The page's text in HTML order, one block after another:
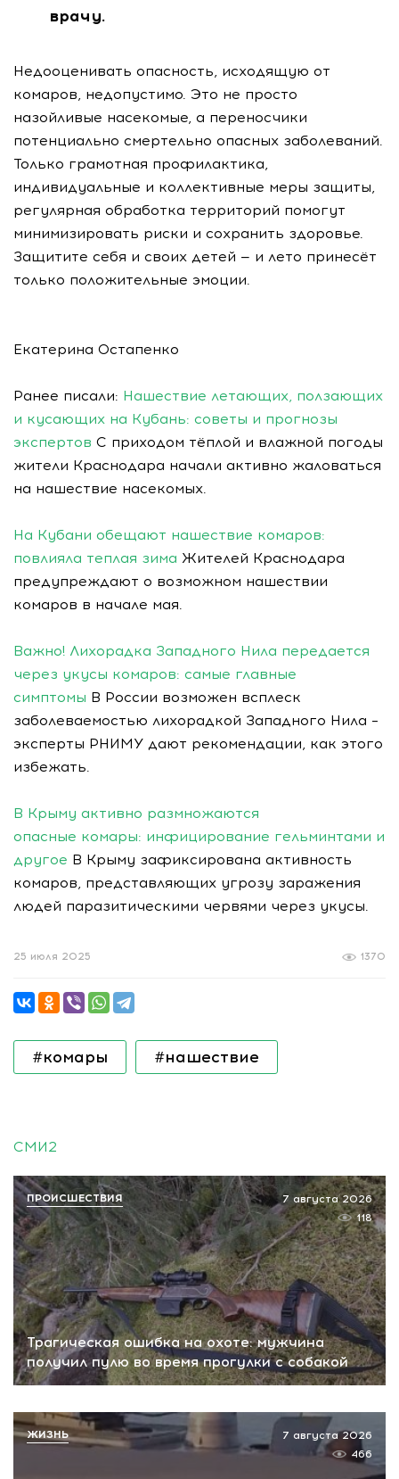
врачу.
Недооценивать опасность, исходящую от
комаров, недопустимо. Это не просто
назойливые насекомые, а переносчики
потенциально смертельно опасных заболеваний.
Только грамотная профилактика,
индивидуальные и коллективные меры защиты,
регулярная обработка территорий помогут
минимизировать риски и сохранить здоровье.
Защитите себя и своих детей — и лето принесёт
только положительные эмоции.
Екатерина Остапенко
Ранее писали: Нашествие летающих, ползающих
и кусающих на Кубань: советы и прогнозы
экспертов С приходом тёплой и влажной погоды
жители Краснодара начали активно жаловаться
на нашествие насекомых.
На Кубани обещают нашествие комаров:
повлияла теплая зима Жителей Краснодара
предупреждают о возможном нашествии
комаров в начале мая.
Важно! Лихорадка Западного Нила передается
через укусы комаров: самые главные
симптомы В России возможен всплеск
заболеваемостью лихорадкой Западного Нила –
эксперты РНИМУ дают рекомендации, как этого
избежать.
В Крыму активно размножаются
опасные комары: инфицирование гельминтами и
другое В Крыму зафиксирована активность
комаров, представляющих угрозу заражения
людей паразитическими червями через укусы.
1370
25 июля 2025
#комары #нашествие
СМИ2
Трагическая ошибка на охоте: мужчина
получил пулю во время прогулки с собакой
7 августа 2026
118
ПРОИСШЕСТВИЯ
7 августа 2026
466
ЖИЗНЬ